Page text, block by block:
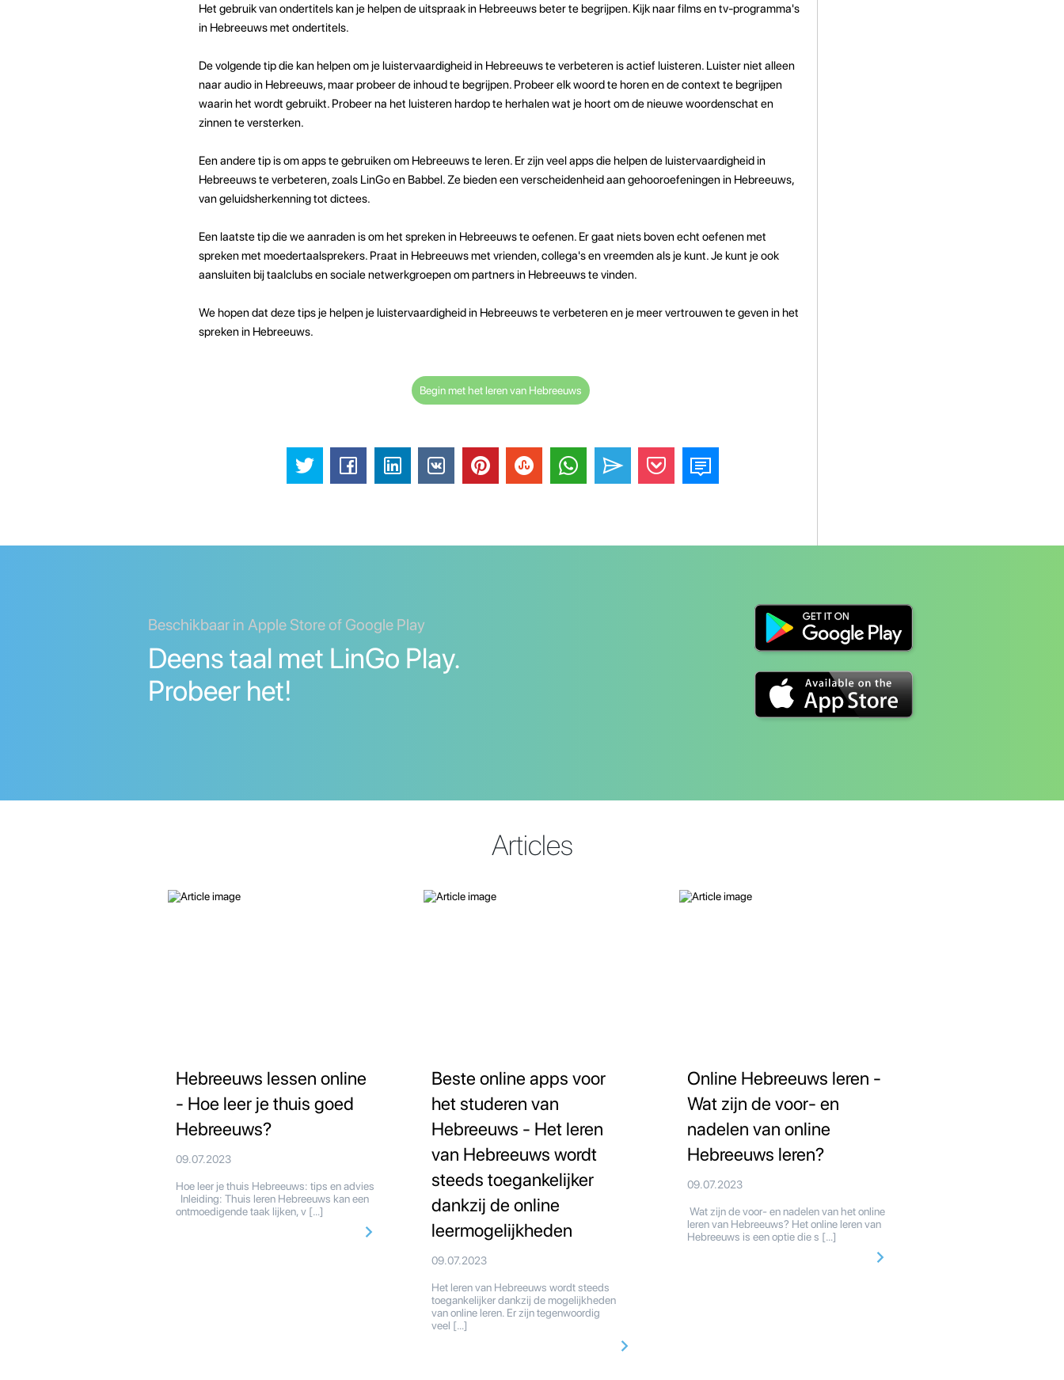
Het gebruik van ondertitels kan je helpen de uitspraak in Hebreeuws beter te begrijpen. Kijk naar films en tv-programma's
in Hebreeuws met ondertitels.
De volgende tip die kan helpen om je luistervaardigheid in Hebreeuws te verbeteren is actief luisteren. Luister niet alleen
naar audio in Hebreeuws, maar probeer de inhoud te begrijpen. Probeer elk woord te horen en de context te begrijpen
waarin het wordt gebruikt. Probeer na het luisteren hardop te herhalen wat je hoort om de nieuwe woordenschat en
zinnen te versterken.
Een andere tip is om apps te gebruiken om Hebreeuws te leren. Er zijn veel apps die helpen de luistervaardigheid in
Hebreeuws te verbeteren, zoals LinGo en Babbel. Ze bieden een verscheidenheid aan gehooroefeningen in Hebreeuws,
van geluidsherkenning tot dictees.
Een laatste tip die we aanraden is om het spreken in Hebreeuws te oefenen. Er gaat niets boven echt oefenen met
spreken met moedertaalsprekers. Praat in Hebreeuws met vrienden, collega's en vreemden als je kunt. Je kunt je ook
aansluiten bij taalclubs en sociale netwerkgroepen om partners in Hebreeuws te vinden.
We hopen dat deze tips je helpen je luistervaardigheid in Hebreeuws te verbeteren en je meer vertrouwen te geven in het
spreken in Hebreeuws.
Begin met het leren van Hebreeuws
Beschikbaar in Apple Store of Google Play
Deens taal met LinGo Play.
Probeer het!
Articles
Hebreeuws lessen online
- Hoe leer je thuis goed
Hebreeuws?
09.07.2023
Hoe leer je thuis Hebreeuws: tips en advies
Inleiding: Thuis leren Hebreeuws kan een
ontmoedigende taak lijken, v […]
Beste online apps voor
het studeren van
Hebreeuws - Het leren
van Hebreeuws wordt
steeds toegankelijker
dankzij de online
leermogelijkheden
09.07.2023
Het leren van Hebreeuws wordt steeds
toegankelijker dankzij de mogelijkheden
van online leren. Er zijn tegenwoordig
veel […]
Online Hebreeuws leren -
Wat zijn de voor- en
nadelen van online
Hebreeuws leren?
09.07.2023
Wat zijn de voor- en nadelen van het online
leren van Hebreeuws? Het online leren van
Hebreeuws is een optie die s […]